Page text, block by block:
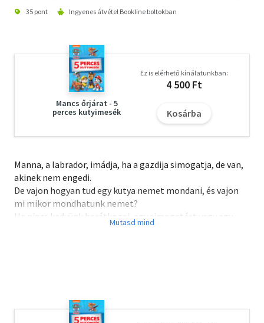
35 pont Ingyenes átvétel Bookline boltokban
Mancs őrjárat - 5
perces kutyimesék
Ez is elérhető kínálatunkban:
4 500 Ft
Kosárba
Manna, a labrador, imádja, ha a gazdija simogatja, de van,
akinek nem engedi.
De vajon hogyan tud egy kutya nemet mondani, és vajon
mi mikor mondhatunk nemet?
Ha nincs kedvünk barátkozni, egy simogatást vagy egy